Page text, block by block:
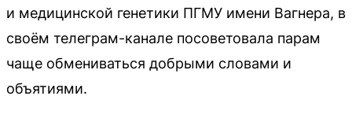
и медицинской генетики ПГМУ имени Вагнера, в
своём телеграм-канале посоветовала парам
чаще обмениваться добрыми словами и
объятиями.